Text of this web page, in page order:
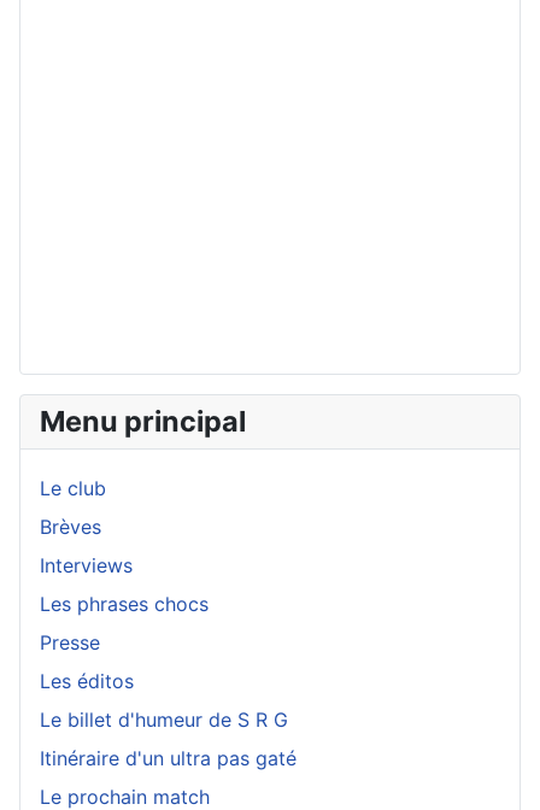
Menu principal
Le club
Brèves
Interviews
Les phrases chocs
Presse
Les éditos
Le billet d'humeur de S R G
Itinéraire d'un ultra pas gaté
Le prochain match